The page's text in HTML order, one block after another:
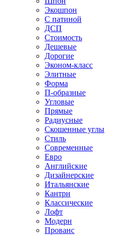
Экошпон
С патиной
ДСП
Стоимость
Дешевые
Дорогие
Эконом-класс
Элитные
Форма
П-образные
Угловые
Прямые
Радиусные
Скошенные углы
Стиль
Современные
Евро
Английские
Дизайнерские
Итальянские
Кантри
Классические
Лофт
Модерн
Прованс